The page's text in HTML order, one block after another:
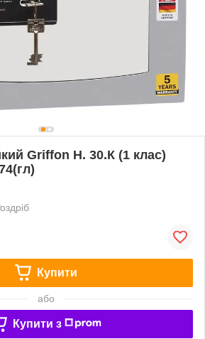
Griffon H. 30.К (1 клас)
Купити
або
Купити з